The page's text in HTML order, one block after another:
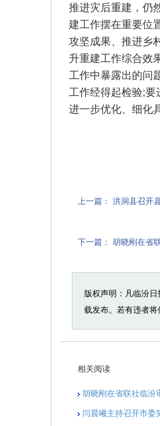
推进灾后重建，仍
建工作摆在重要位
攻坚成果、推进乡
升重建工作综合效
工作中暴露出的问
工作经得起检验;要
进一步优化、细化
上一篇： 洪洞县召开
下一篇： 胡晓刚在省
版权声明：凡临汾
载发布。若有违者将
相关阅读
胡晓刚在省联社临汾
闫晨曦主持召开市委